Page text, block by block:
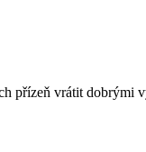
přízeň vrátit